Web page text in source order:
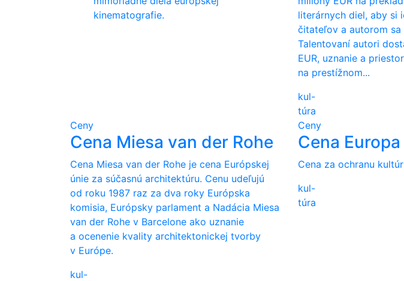
kinematografie.
literárnych diel, aby si
čitateľov a autorom
Talentovaní autori
EUR, uznanie a
na prestížnom...
kul-
túra
Ceny
Cena Miesa van der Rohe
Cena Miesa van der Rohe je cena Európskej
únie za súčasnú architektúru. Cenu udeľujú
od roku 1987 raz za dva roky Európska
komisia, Európsky parlament a Nadácia Miesa
van der Rohe v Barcelone ako uznanie
a ocenenie kvality architektonickej tvorby
v Európe.
kul-
Ceny
Cena
Cena za ochranu
kul-
túra